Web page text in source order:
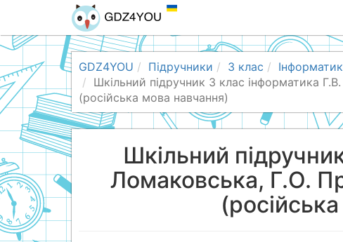
GDZ4YOU Підручники 3 клас
Шкільний підручник 3 клас інформатика
(російська мова навчання)
Шкільний
Ломаковська, Г.О.